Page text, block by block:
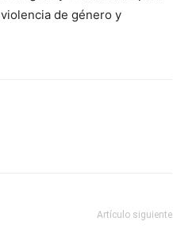
de género y
Artículo siguiente